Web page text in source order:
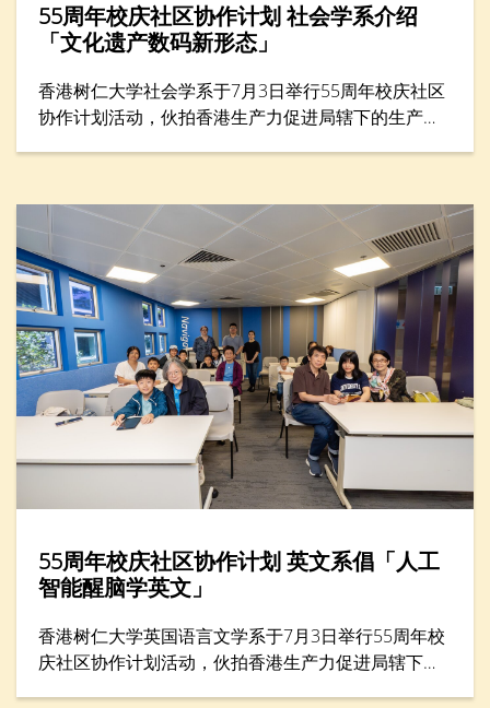
55周年校庆社区协作计划 社会学系介绍
「文化遗产数码新形态」
香港树仁大学社会学系于7月3日举行55周年校庆社区
协作计划活动，伙拍香港生产力促进局辖下的生​​产力
55周年校庆社区协作计划 英文系倡「人工
智能醒脑学英文」
香港树仁大学英国语言文学系于7月3日举行55周年校
庆社区协作计划活动，伙拍香港生产力促进局辖下的